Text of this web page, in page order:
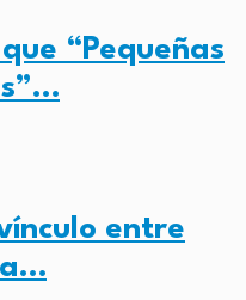
“Pequeñas
entre